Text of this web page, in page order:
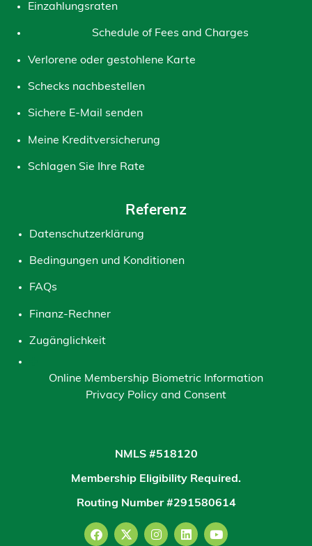
Einzahlungsraten
Schedule of Fees and Charges
Verlorene oder gestohlene Karte
Schecks nachbestellen
Sichere E-Mail senden
Meine Kreditversicherung
Schlagen Sie Ihre Rate
Referenz
Datenschutzerklärung
Bedingungen und Konditionen
FAQs
Finanz-Rechner
Zugänglichkeit
Online Membership Biometric Information
Privacy Policy and Consent
NMLS #518120
Membership Eligibility Required.
Routing Number #291580614